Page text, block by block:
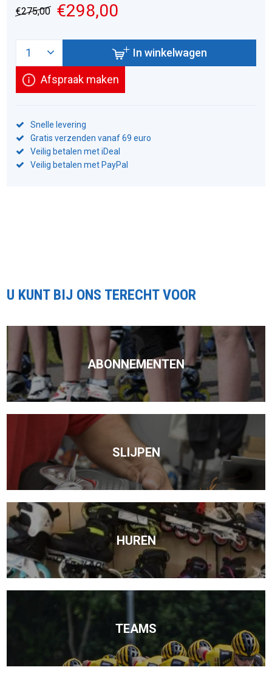
€275,00 €298,00
In winkelwagen
Afspraak maken
Snelle levering
Gratis verzenden vanaf 69 euro
Veilig betalen met iDeal
Veilig betalen met PayPal
U KUNT BIJ ONS TERECHT VOOR
ABONNEMENTEN
SLIJPEN
HUREN
TEAMS